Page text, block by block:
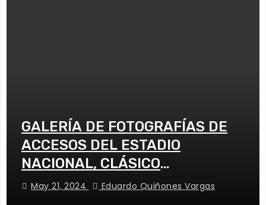
GALERÍA DE FOTOGRAFÍAS DE
ACCESOS DEL ESTADIO
NACIONAL, CLÁSICO
UNIVERSITARIO
May 21, 2024 Eduardo Quiñones Vargas